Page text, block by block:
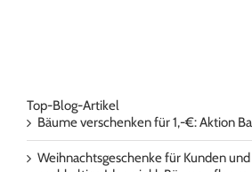
Top-Blog-Artikel
Bäume verschenken für 1,-€: Aktion
Weihnachtsgeschenke für Kunden